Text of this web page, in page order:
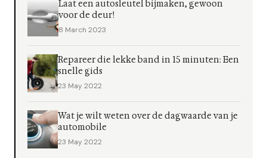
Laat een autosleutel bijmaken, gewoon
voor de deur!
8 March 2023
Repareer die lekke band in 15 minuten: Een
snelle gids
23 May 2022
Wat je wilt weten over de dagwaarde van je
automobile
23 May 2022